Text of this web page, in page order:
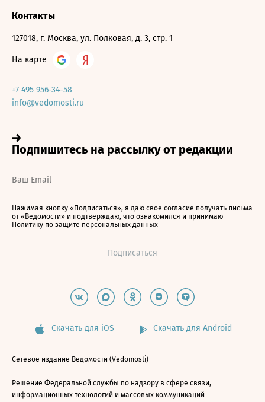
Контакты
127018, г. Москва, ул. Полковая, д. 3, стр. 1
На карте
+7 495 956-34-58
info@vedomosti.ru
Нажимая кнопку «Подписаться», я даю свое согласие получать письма
от «Ведомости» и подтверждаю, что ознакомился и принимаю
Политику по защите персональных данных
Скачать для iOS Скачать для Android
Сетевое издание Ведомости (Vedomosti)
Решение Федеральной службы по надзору в сфере связи,
информационных технологий и массовых коммуникаций